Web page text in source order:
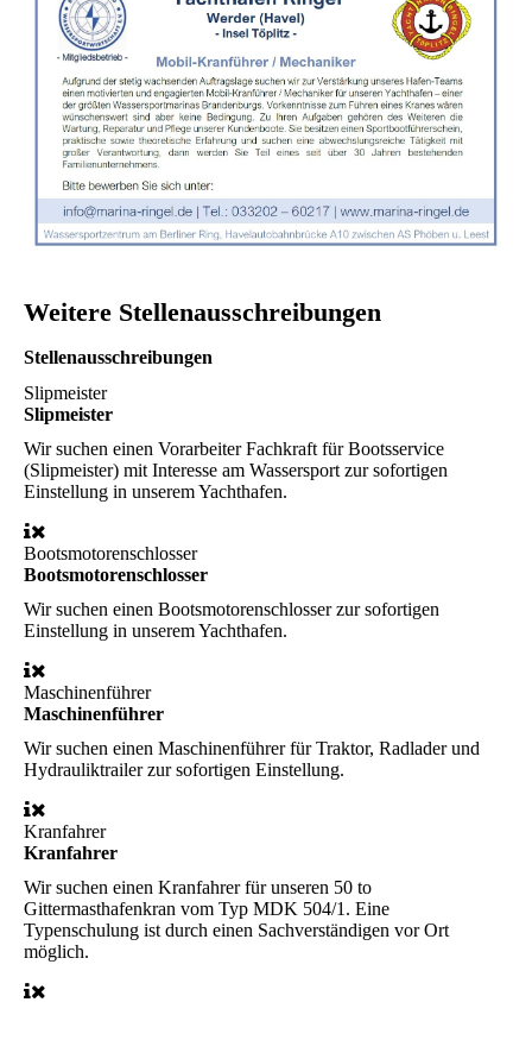
Weitere Stellenausschreibungen
Stellenausschreibungen
Slipmeister
Slipmeister
Wir suchen einen Vorarbeiter Fachkraft für Bootsservice
(Slipmeister) mit Interesse am Wassersport zur sofortigen
Einstellung in unserem Yachthafen.
Bootsmotorenschlosser
Bootsmotorenschlosser
Wir suchen einen Bootsmotorenschlosser zur sofortigen
Einstellung in unserem Yachthafen.
Maschinenführer
Maschinenführer
Wir suchen einen Maschinenführer für Traktor, Radlader und
Hydrauliktrailer zur sofortigen Einstellung.
Kranfahrer
Kranfahrer
Wir suchen einen Kranfahrer für unseren 50 to
Gittermasthafenkran vom Typ MDK 504/1. Eine
Typenschulung ist durch einen Sachverständigen vor Ort
möglich.